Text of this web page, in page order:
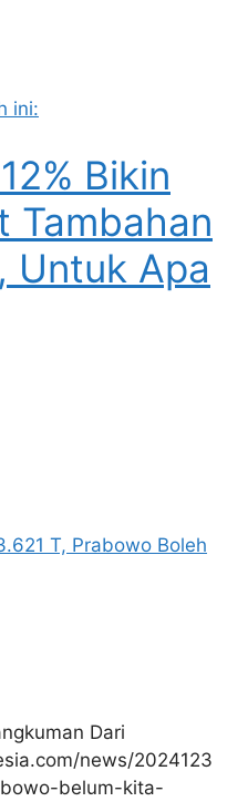
ini:
Bikin
Tambahan
Untuk Apa
T, Prabowo Boleh
Dari
news/2024123
belum-kita-